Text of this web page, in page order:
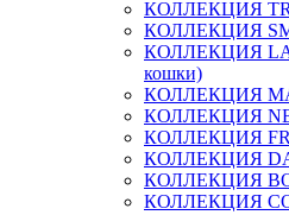
КОЛЛЕКЦИЯ
КОЛЛЕКЦИЯ
КОЛЛЕКЦИЯ
кошки)
КОЛЛЕКЦИЯ
КОЛЛЕКЦИЯ
КОЛЛЕКЦИЯ
КОЛЛЕКЦИЯ
КОЛЛЕКЦИЯ
КОЛЛЕКЦИЯ